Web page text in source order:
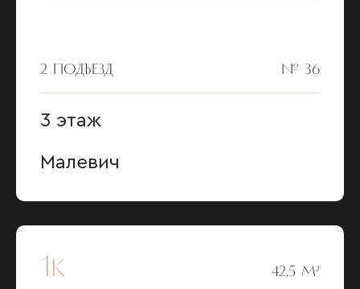
2 ПОДЪЕЗД № 36
3 этаж
Малевич
1к 42,5 М²